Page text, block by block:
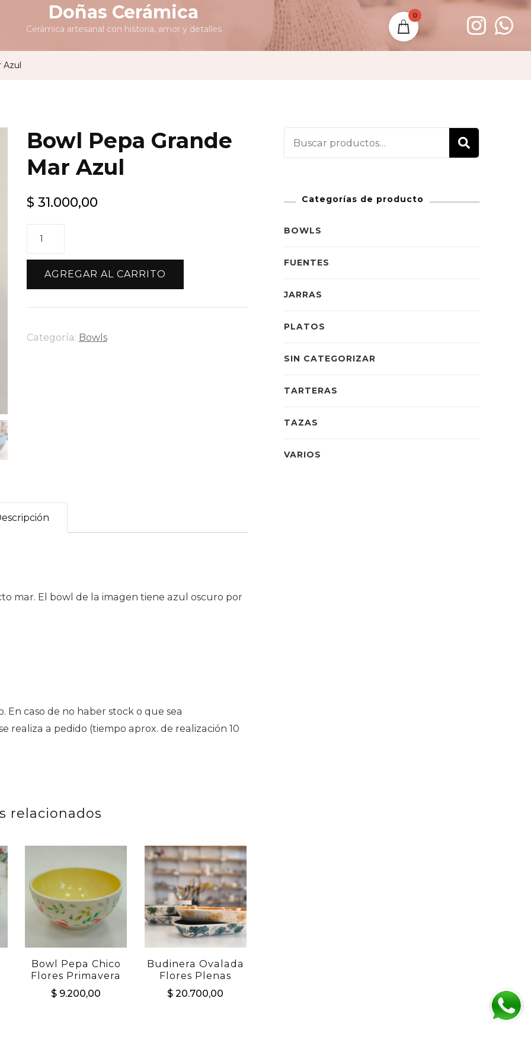
0
Doñas Cerámica
Cerámica artesanal con historia, amor y detalles
Azul
Bowl Pepa Grande
Mar Azul
$31.000,00
AGREGAR AL CARRITO
Categoría: Bowls
mar. El bowl de la imagen tiene azul oscuro por
En caso de no haber stock o que sea
realiza a pedido (tiempo aprox. de realización 10
relacionados
Bowl Pepa Chico
Flores Primavera
$ 9.200,00
Budinera Ovalada
Flores Plenas
$ 20.700,00
Buscar
Categorías de producto
BOWLS
FUENTES
JARRAS
PLATOS
SIN CATEGORIZAR
TARTERAS
TAZAS
VARIOS